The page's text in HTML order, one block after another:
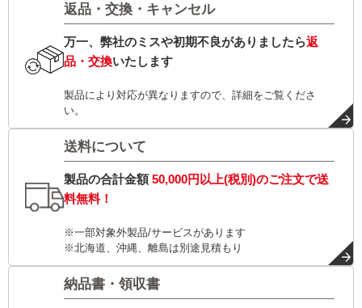
返品・交換・キャンセル
万一、弊社のミスや初期不良がありましたら返
品・交換いたします
製品により対応が異なりますので、詳細をご覧くださ
い。
送料について
製品の合計金額50,000円以上(税別)のご注文で送
料無料！
※一部対象外製品/サービスがあります
※北海道、沖縄、離島は別途見積もり
納品書・領収書